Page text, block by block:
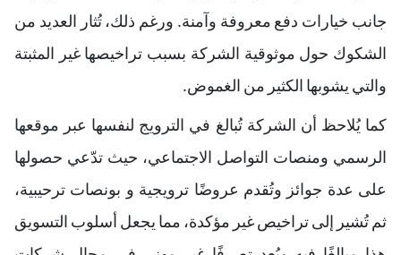
جانب خيارات دفع معروفة وآمنة. ورغم ذلك، تُثار العديد من
الشكوك حول موثوقية الشركة بسبب تراخيصها غير المثبتة
والتي يشوبها الكثير من الغموض.
كما يُلاحظ أن الشركة تُبالغ في الترويج لنفسها عبر موقعها
الرسمي ومنصات التواصل الاجتماعي، حيث تدّعي حصولها
على عدة جوائز وتُقدم عروضًا ترويجية و بونصات ترحيبية،
ثم تُشير إلى تراخيص غير مؤكدة، مما يجعل أسلوب التسويق